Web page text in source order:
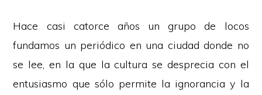
Hace casi catorce años un grupo de locos
fundamos un periódico en una ciudad donde no
se lee, en la que la cultura se desprecia con el
entusiasmo que sólo permite la ignorancia y la